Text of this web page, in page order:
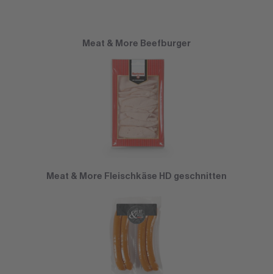
Meat & More Beefburger
Meat & More Fleischkäse HD geschnitten